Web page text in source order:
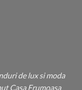
de lux si moda
Casa Frumoasa